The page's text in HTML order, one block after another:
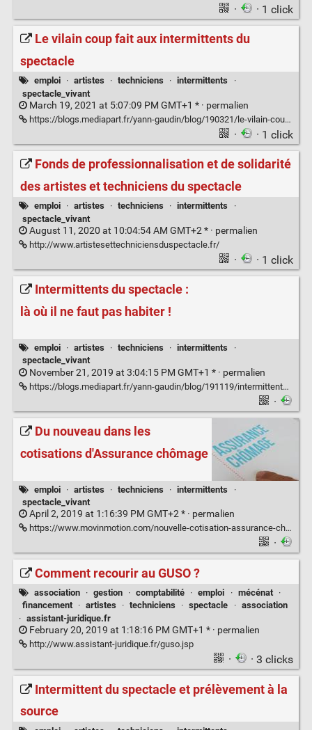
· · 1 click
Le vilain coup fait aux intermittents du
spectacle
emploi · artistes · techniciens · intermittents
·
spectacle_vivant
March 19, 2021 at 5:07:09 PM GMT+1 * · permalien
https://blogs.mediapart.fr/yann-gaudin/blog/190321/le-vilain-coup-fait-aux-intermittents-du-spectacle
· · 1 click
Fonds de professionnalisation et de solidarité
des artistes et techniciens du spectacle
emploi · artistes · techniciens · intermittents
·
spectacle_vivant
August 11, 2020 at 10:04:54 AM GMT+2 * · permalien
http://www.artistesettechniciensduspectacle.fr/
· · 1 click
Intermittents du spectacle :
là où il ne faut pas habiter !
emploi · artistes · techniciens · intermittents
·
spectacle_vivant
November 21, 2019 at 3:04:15 PM GMT+1 * · permalien
https://blogs.mediapart.fr/yann-gaudin/blog/191119/intermittents-du-spectacle-la-ou-il-ne-faut-pas-habiter
·
Du nouveau dans les
cotisations d'Assurance chômage
emploi · artistes · techniciens · intermittents
·
spectacle_vivant
April 2, 2019 at 1:16:39 PM GMT+2 * · permalien
https://www.movinmotion.com/nouvelle-cotisation-assurance-chomage/
·
Comment recourir au GUSO ?
association · gestion · comptabilité · emploi · mécénat
·
financement
· artistes · techniciens · spectacle · association
· assistant-juridique.fr
February 20, 2019 at 1:18:16 PM GMT+1 * · permalien
http://www.assistant-juridique.fr/guso.jsp
· · 3 clicks
Intermittent du spectacle et prélèvement à la
source